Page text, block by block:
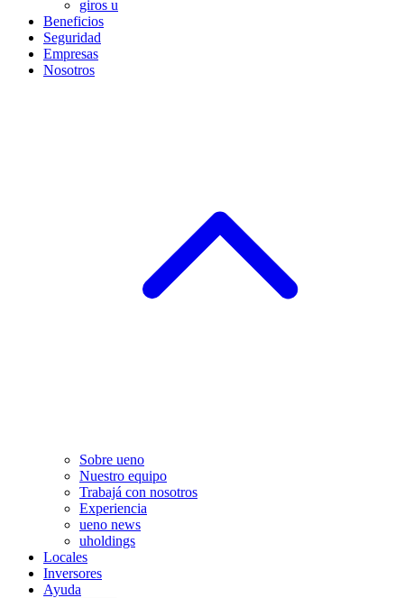
giros u
Beneficios
Seguridad
Empresas
Nosotros
Sobre ueno
Nuestro equipo
Trabajá con nosotros
Experiencia
ueno news
uholdings
Locales
Inversores
Ayuda